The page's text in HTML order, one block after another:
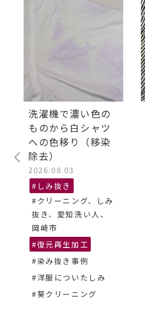
洗濯機で濃い色の
ものから白シャツ
への色移り（移染
除去）
2026.08.03
#しみ抜き
#クリーニング、しみ
抜き、愛知洗い人、
岡崎市
#復元再生加工
#染み抜き事例
#洋服についたしみ
#葵クリーニング